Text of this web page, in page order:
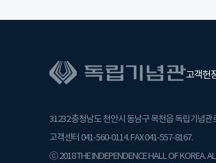
고객헌
31232 충청남도 천안시 동남구 목천읍 독립기념관
고객센터 041-560-0114. FAX 041-557-8167.
ⓒ 2018 THE INDEPENDENCE HALL OF KOREA.